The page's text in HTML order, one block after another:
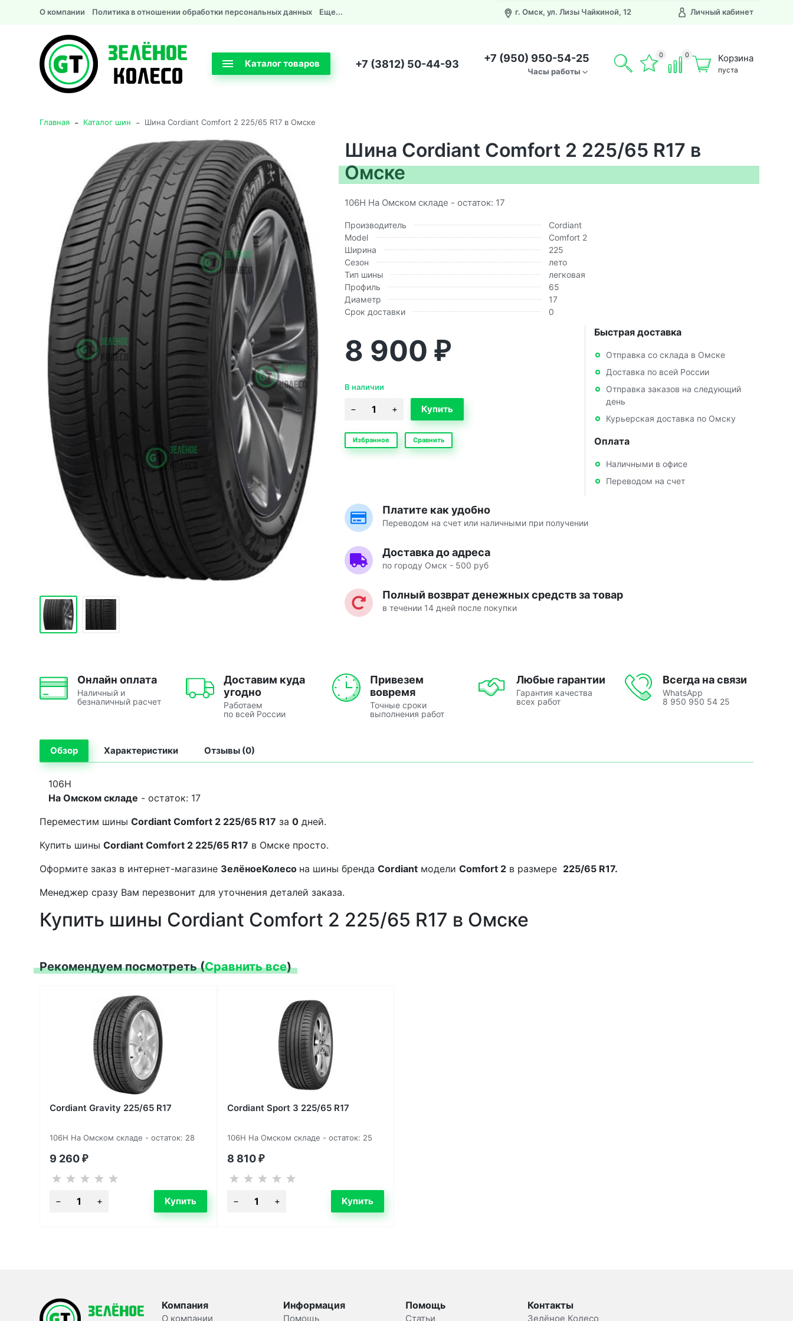
О компании Политика в отношении обработки персональных данных Еще... г. Омск, ул. Лизы Чайкиной, 12 Личный кабинет
Каталог товаров +7 (3812) 50-44-93 +7 (950) 950-54-25
Часы работы
0 0 Корзина
пуста
Главная - Каталог шин - Шина Cordiant Comfort 2 225/65 R17 в Омске
Шина Cordiant Comfort 2 225/65 R17 в
Омске
106H На Омском складе - остаток: 17
Производитель
Cordiant
Model
Comfort 2
Ширина
225
Сезон
лето
Тип шины
легковая
Профиль
65
Диаметр
17
Срок доставки
0
8 900 ₽
В наличии
Избранное Сравнить
Быстрая доставка
Отправка со склада в Омске
Доставка по всей России
Отправка заказов на следующий
день
Курьерская доставка по Омску
Оплата
Наличными в офисе
Переводом на счет
Платите как удобно
Переводом на счет или наличными при получении
Доставка до адреса
по городу Омск - 500 руб
Полный возврат денежных средств за товар
в течении 14 дней после покупки
Онлайн оплата
Наличный и
безналичный расчет
Доставим куда
угодно
Работаем
по всей России
Привезем
вовремя
Точные сроки
выполнения работ
Любые гарантии
Гарантия качества
всех работ
Всегда на связи
WhatsApp
8 950 950 54 25
Обзор Характеристики Отзывы (0)
106H
На Омском складе - остаток: 17
Переместим шины Cordiant Comfort 2 225/65 R17 за 0 дней.
Купить шины Cordiant Comfort 2 225/65 R17 в Омске просто.
Оформите заказ в интернет-магазине ЗелёноеКолесо на шины бренда Cordiant модели Comfort 2 в размере 225/65 R17.
Менеджер сразу Вам перезвонит для уточнения деталей заказа.
Купить шины Cordiant Comfort 2 225/65 R17 в Омске
Рекомендуем посмотреть (Сравнить все)
Cordiant Gravity 225/65 R17
106H На Омском складе - остаток: 28
9 260 ₽
Cordiant Sport 3 225/65 R17
106H На Омском складе - остаток: 25
8 810 ₽
Компания
О компании
Информация
Помощь
Помощь
Статьи
Контакты
Зелёное Колесо